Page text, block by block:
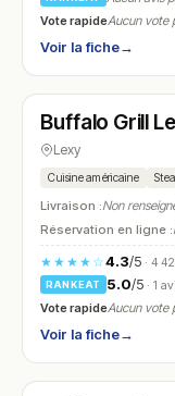
Vote rapideAucun vote
Voir la fiche→
N° 27
Buffalo Grill
Lexy
Cuisine américaine
Livraison :Non
Réservation en ligne :
★★★★☆4.3/5· 4
RANKEAT 5.0/5 · 1
Vote rapideAucun vote
Voir la fiche→